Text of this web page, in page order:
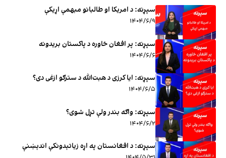
سپړنه: د امریکا او طالبانو مبهمې اړیکې
۱۴۰۴/۶/۹
سپړنه: پر افغان خاوره د پاکستان بریدونه
۱۴۰۴/۶/۶
سپړنه: ایا کرزی د هبت‌الله د سترګو ازغی دی؟
۱۴۰۴/۶/۵
سپړنه: واګه بندر ولې تړل شوی؟
۱۴۰۴/۶/۲
سپړنه: د افغانستان په اړه زیاتېدونکې اندېښنې